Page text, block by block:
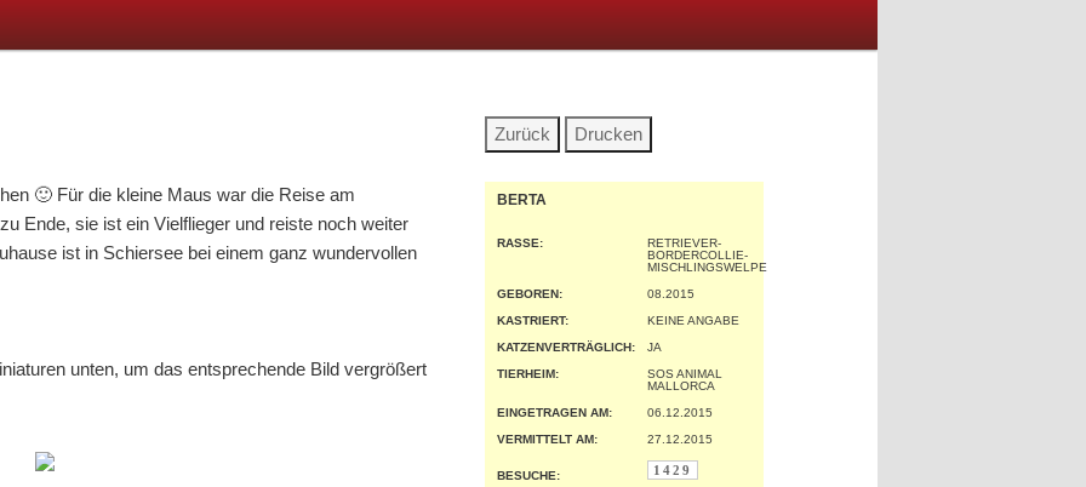
🙂 Für die kleine Maus war die Reise am
Ende, sie ist ein Vielflieger und reiste noch weiter
ist in Schiersee bei einem ganz wundervollen
unten, um das entsprechende Bild vergrößert
BERTA
RASSE:
RETRIEVER-
BORDERCOLLIE-
MISCHLINGSWELPE
GEBOREN:
08.2015
KASTRIERT:
KEINE ANGABE
KATZENVERTRÄGLICH:
JA
TIERHEIM:
SOS ANIMAL
MALLORCA
EINGETRAGEN AM:
06.12.2015
VERMITTELT AM:
27.12.2015
BESUCHE: 1429